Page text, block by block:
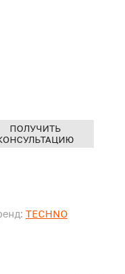
TECHNO
ПОЛУЧИТЬ